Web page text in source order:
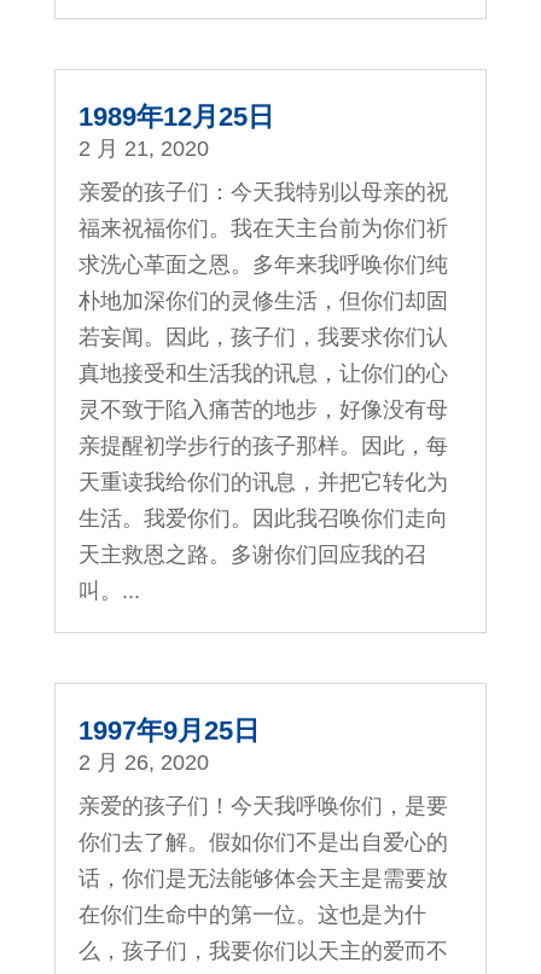
1989年12月25日
2 月 21, 2020
亲爱的孩子们：今天我特别以母亲的祝
福来祝福你们。我在天主台前为你们祈
求洗心革面之恩。多年来我呼唤你们纯
朴地加深你们的灵修生活，但你们却固
若妄闻。因此，孩子们，我要求你们认
真地接受和生活我的讯息，让你们的心
灵不致于陷入痛苦的地步，好像没有母
亲提醒初学步行的孩子那样。因此，每
天重读我给你们的讯息，并把它转化为
生活。我爱你们。因此我召唤你们走向
天主救恩之路。多谢你们回应我的召
叫。...
1997年9月25日
2 月 26, 2020
亲爱的孩子们！今天我呼唤你们，是要
你们去了解。假如你们不是出自爱心的
话，你们是无法能够体会天主是需要放
在你们生命中的第一位。这也是为什
么，孩子们，我要你们以天主的爱而不